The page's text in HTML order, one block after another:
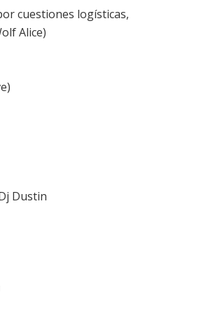
cuestiones logísticas,
Alice)
Dustin